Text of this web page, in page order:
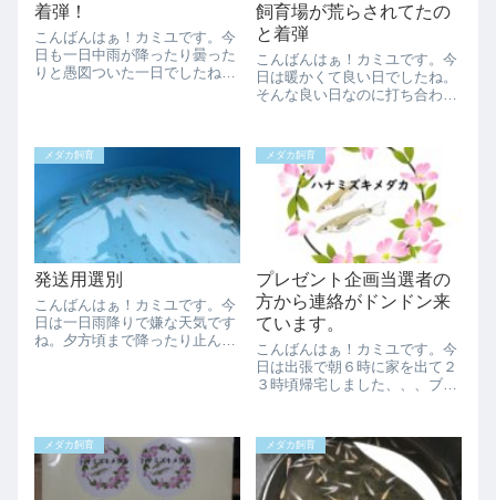
着弾！
こんばんはぁ！カミユです。今
日も一日中雨が降ったり曇った
りと愚図ついた一日でしたね。
を送ったharenohini216さんが送
飼育場が荒らされてたの
と着弾
こんばんはぁ！カミユです。今
日は暖かくて良い日でしたね。
そんな良い日なのに打ち合わせ
ぁ、、、今日の朝、庭に出てす
ぐ違和感を感じました。メダカ
容器の蓋が容器の中に半分落ち
ていたりしてまし...
メダカ飼育
発送用選別
こんばんはぁ！カミユです。今
日は一日雨降りで嫌な天気です
ね。夕方頃まで降ったり止んだ
二種類やらないと...
メダカ飼育
プレゼント企画当選者の
方から連絡がドンドン来
ています。
こんばんはぁ！カミユです。今
日は出張で朝６時に家を出て２
３時頃帰宅しました、、、ブロ
メッセージ他の対応についてで
す。朝のうちに来たメッセージ
には電車だったので対応出来て
いたのですが、業...
メダカ飼育 メダカ飼育